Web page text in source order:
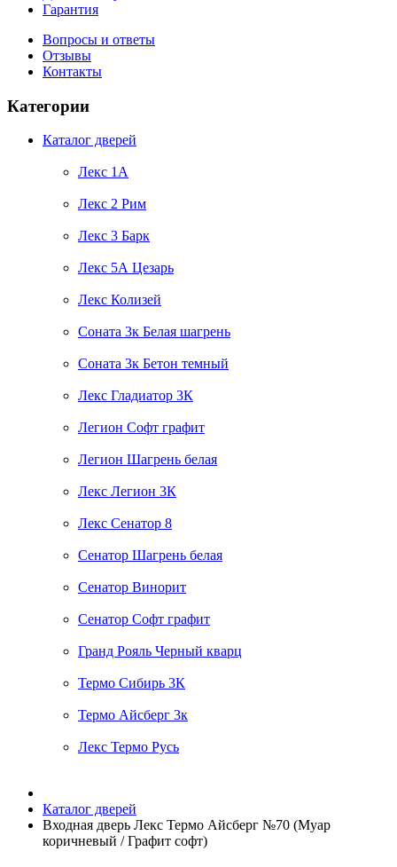
Гарантия
Вопросы и ответы
Отзывы
Контакты
Категории
Каталог дверей
Лекс 1А
Лекс 2 Рим
Лекс 3 Барк
Лекс 5А Цезарь
Лекс Колизей
Соната 3к Белая шагрень
Соната 3к Бетон темный
Лекс Гладиатор 3К
Легион Софт графит
Легион Шагрень белая
Лекс Легион 3К
Лекс Сенатор 8
Сенатор Шагрень белая
Сенатор Винорит
Сенатор Софт графит
Гранд Рояль Черный кварц
Термо Сибирь 3К
Термо Айсберг 3к
Лекс Термо Русь
Каталог дверей
Входная дверь Лекс Термо Айсберг №70 (Муар
коричневый / Графит софт)